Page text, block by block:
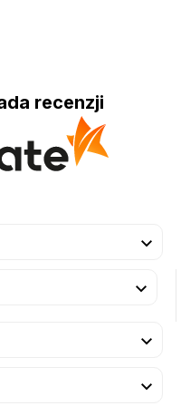
recenzji



